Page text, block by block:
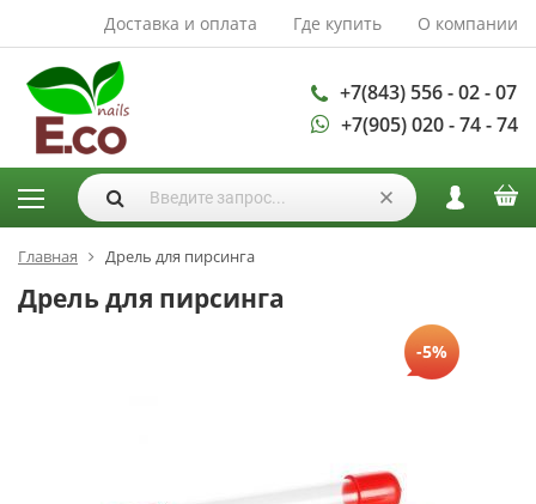
Доставка и оплата Где купить О компании
+7(843) 556 - 02 - 07
+7(905) 020 - 74 - 74
АКСЕССУАРЫ И
РАСХОДНЫЕ
МАТЕРИАЛЫ
Аксессуары
Запасные
лампы
Кисти
Одноразовая
Пилки
Главная Дрель для пирсинга
Дрель для пирсинга
-5%